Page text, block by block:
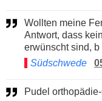
Wollten meine Ferienwohnung vermarkten. Nach meiner
Antwort, dass
erwünscht sind, b
Südschwede
Pudel